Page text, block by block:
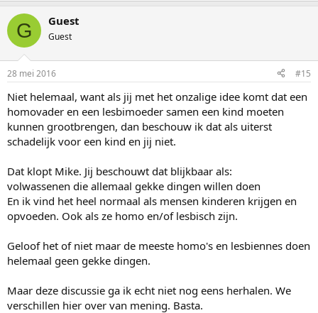
G Guest
Guest
28 mei 2016 #15
Niet helemaal, want als jij met het onzalige idee komt dat een
homovader en een lesbimoeder samen een kind moeten
kunnen grootbrengen, dan beschouw ik dat als uiterst
schadelijk voor een kind en jij niet.
Dat klopt Mike. Jij beschouwt dat blijkbaar als:
volwassenen die allemaal gekke dingen willen doen
En ik vind het heel normaal als mensen kinderen krijgen en
opvoeden. Ook als ze homo en/of lesbisch zijn.
Geloof het of niet maar de meeste homo's en lesbiennes doen
helemaal geen gekke dingen.
Maar deze discussie ga ik echt niet nog eens herhalen. We
verschillen hier over van mening. Basta.